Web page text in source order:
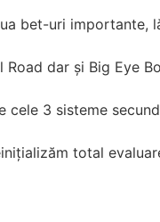
bet-uri importante,
dar și Big Eye
3 sisteme
total